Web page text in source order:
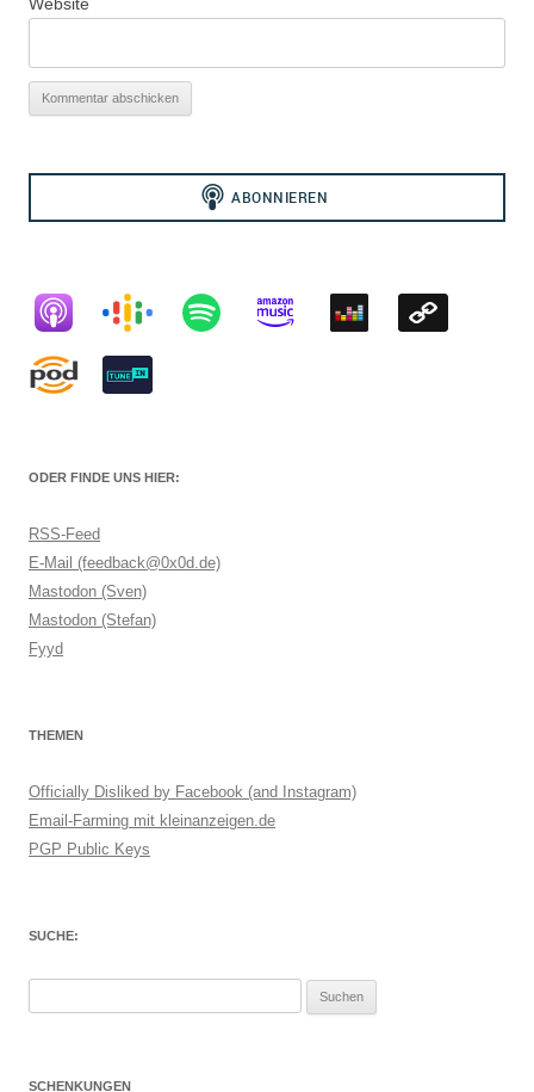
ODER FINDE UNS HIER:
RSS-Feed
E-Mail (feedback@0x0d.de)
Mastodon (Sven)
Mastodon (Stefan)
Fyyd
THEMEN
Officially Disliked by Facebook (and Instagram)
Email-Farming mit kleinanzeigen.de
PGP Public Keys
SUCHE:
SCHENKUNGEN